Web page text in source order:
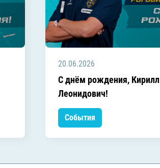
20.06.2026
C днём рождения, Кирилл
Леонидович!
События